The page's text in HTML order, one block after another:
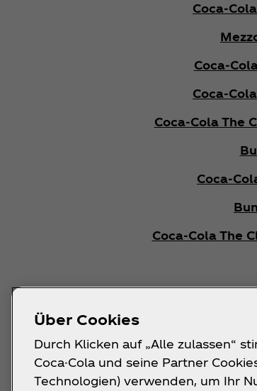
Coca‑Cola The
Coca‑Cola The
Über Cookies
Durch Klicken auf „Alle zulassen“
Coca-Cola und seine Partner
Technologien) verwenden, um Ihr